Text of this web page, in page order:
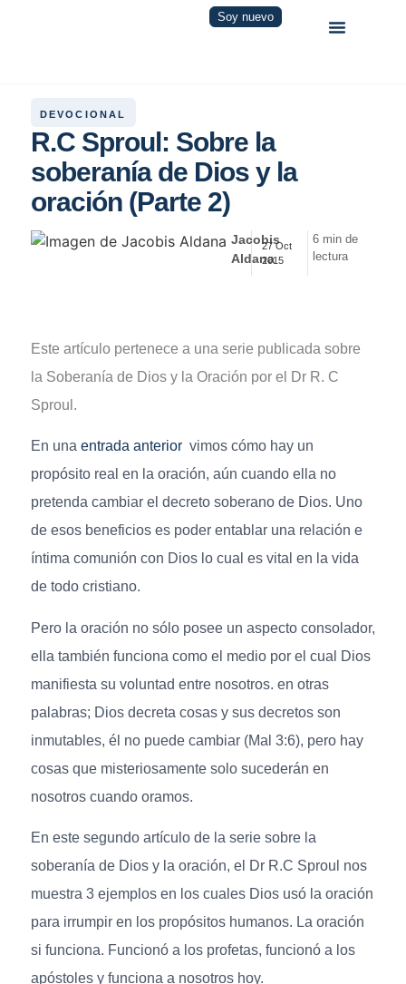
Soy nuevo
DEVOCIONAL
R.C Sproul: Sobre la
soberanía de Dios y la
oración (Parte 2)
Jacobis
Aldana
27 Oct
2015
6 min de
lectura
Este artículo pertenece a una serie publicada sobre
la Soberanía de Dios y la Oración por el Dr R. C
Sproul.
En una entrada anteriorvimos cómo hay un
propósito real en la oración, aún cuando ella no
pretenda cambiar el decreto soberano de Dios. Uno
de esos beneficios es poder entablar una relación e
íntima comunión con Dios lo cual es vital en la vida
de todo cristiano.
Pero la oración no sólo posee un aspecto consolador,
ella también funciona como el medio por el cual Dios
manifiesta su voluntad entre nosotros. en otras
palabras; Dios decreta cosas y sus decretos son
inmutables, él no puede cambiar (Mal 3:6), pero hay
cosas que misteriosamente solo sucederán en
nosotros cuando oramos.
En este segundo artículo de la serie sobre la
soberanía de Dios y la oración, el Dr R.C Sproul nos
muestra 3 ejemplos en los cuales Dios usó la oración
para irrumpir en los propósitos humanos. La oración
si funciona. Funcionó a los profetas, funcionó a los
apóstoles y funciona a nosotros hoy.